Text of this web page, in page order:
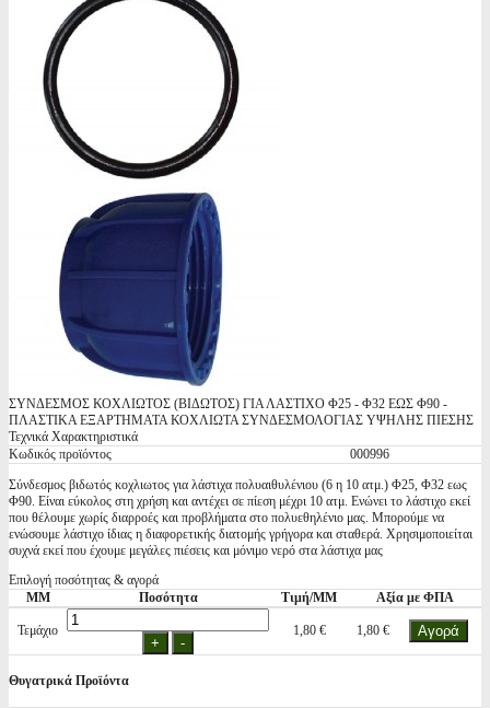
ΣΥΝΔΕΣΜΟΣ ΚΟΧΛΙΩΤΟΣ (ΒΙΔΩΤΟΣ) ΓΙΑ ΛΑΣΤΙΧΟ Φ25 - Φ32 ΕΩΣ Φ90 -
ΠΛΑΣΤΙΚΑ ΕΞΑΡΤΗΜΑΤΑ ΚΟΧΛΙΩΤΑ ΣΥΝΔΕΣΜΟΛΟΓΙΑΣ ΥΨΗΛΗΣ ΠΙΕΣΗΣ
Τεχνικά Χαρακτηριστικά
Κωδικός προϊόντος
000996
Σύνδεσμος βιδωτός κοχλιωτος για λάστιχα πολυαιθυλένιου (6 η 10 ατμ.) Φ25, Φ32 εως
Φ90. Είναι εύκολος στη χρήση και αντέχει σε πίεση μέχρι 10 ατμ. Ενώνει το λάστιχο εκεί
που θέλουμε χωρίς διαρροές και προβλήματα στο πολυεθηλένιο μας. Μπορούμε να
ενώσουμε λάστιχο ίδιας η διαφορετικής διατομής γρήγορα και σταθερά. Χρησιμοποιείται
συχνά εκεί που έχουμε μεγάλες πιέσεις και μόνιμο νερό στα λάστιχα μας
Επιλογή ποσότητας & αγορά
ΜΜ
Ποσότητα Τιμή/ΜΜ Αξία με ΦΠΑ
Τεμάχιο 1,80 € 1,80 €
Θυγατρικά Προϊόντα